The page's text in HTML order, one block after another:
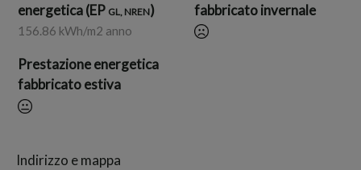
energetica (EP GL, NREN)
156.86 kWh/m2 anno
fabbricato invernale
Prestazione energetica
fabbricato estiva
Indirizzo e mappa